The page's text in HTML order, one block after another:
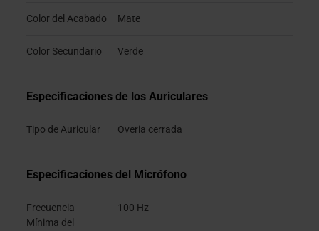
Color del Acabado Mate
Color Secundario Verde
Especificaciones de los Auriculares
Tipo de Auricular Overia cerrada
Especificaciones del Micrófono
Frecuencia
Mínima del
100 Hz